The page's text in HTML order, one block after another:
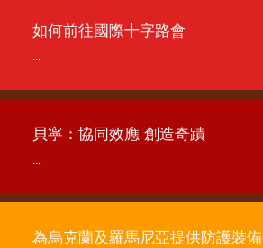
如何前往國際十字路會
...
貝寧：協同效應 創造奇蹟
...
為烏克蘭及羅馬尼亞提供防護裝備